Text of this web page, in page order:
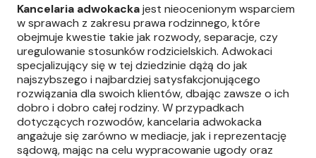
Kancelaria adwokackajest nieocenionym wsparciem
w sprawach z zakresu prawa rodzinnego, które
obejmuje kwestie takie jak rozwody, separacje, czy
uregulowanie stosunków rodzicielskich. Adwokaci
specjalizujący się w tej dziedzinie dążą do jak
najszybszego i najbardziej satysfakcjonującego
rozwiązania dla swoich klientów, dbając zawsze o ich
dobro i dobro całej rodziny. W przypadkach
dotyczących rozwodów, kancelaria adwokacka
angażuje się zarówno w mediacje, jak i reprezentację
sądową, mając na celu wypracowanie ugody oraz